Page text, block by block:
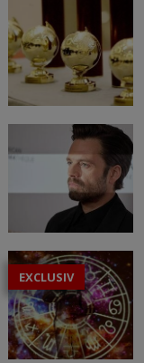
EXCLUSIV